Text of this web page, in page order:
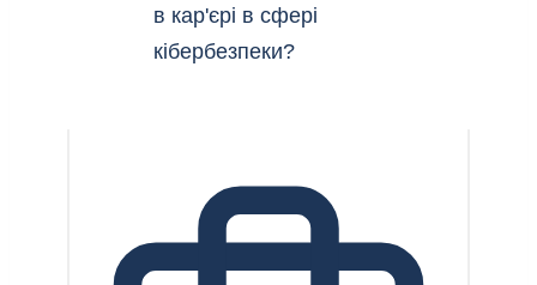
в кар'єрі в сфері
кібербезпеки?